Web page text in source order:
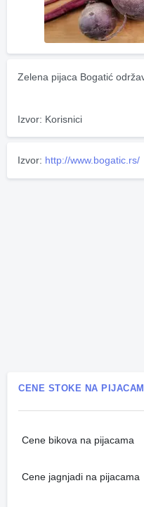
Zelena pijaca Bogatić
Izvor: Korisnici
Izvor: http://www.bogatic.rs/
CENE STOKE NA
Cene bikova na pijacama
Cene jagnjadi na pijacama